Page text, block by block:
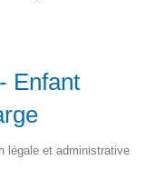
Enfant
légale et administrative